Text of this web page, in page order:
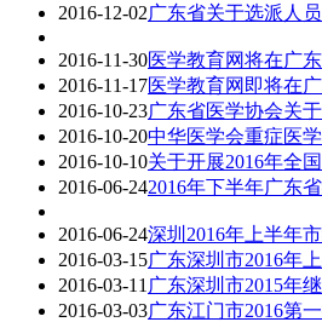
2016-12-02广东省关于选派人
2016-11-30医学教育网将在广
2016-11-17医学教育网即将在
2016-10-23广东省医学协会关
2016-10-20中华医学会重症医
2016-10-10关于开展2016年全
2016-06-242016年下半年广东
2016-06-24深圳2016年上半年
2016-03-15广东深圳市2016年
2016-03-11 广东深圳市2015年
2016-03-03广东江门市2016第